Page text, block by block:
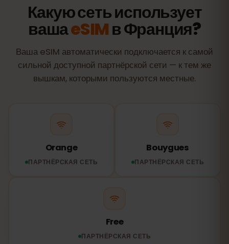
Какую сеть использует
вашаeSIMв Франция?
Ваша eSIM автоматически подключается к самой
сильной доступной партнёрской сети — к тем же
вышкам, которыми пользуются местные.
Orange
ПАРТНЁРСКАЯ СЕТЬ
Bouygues
ПАРТНЁРСКАЯ СЕТЬ
Free
ПАРТНЁРСКАЯ СЕТЬ